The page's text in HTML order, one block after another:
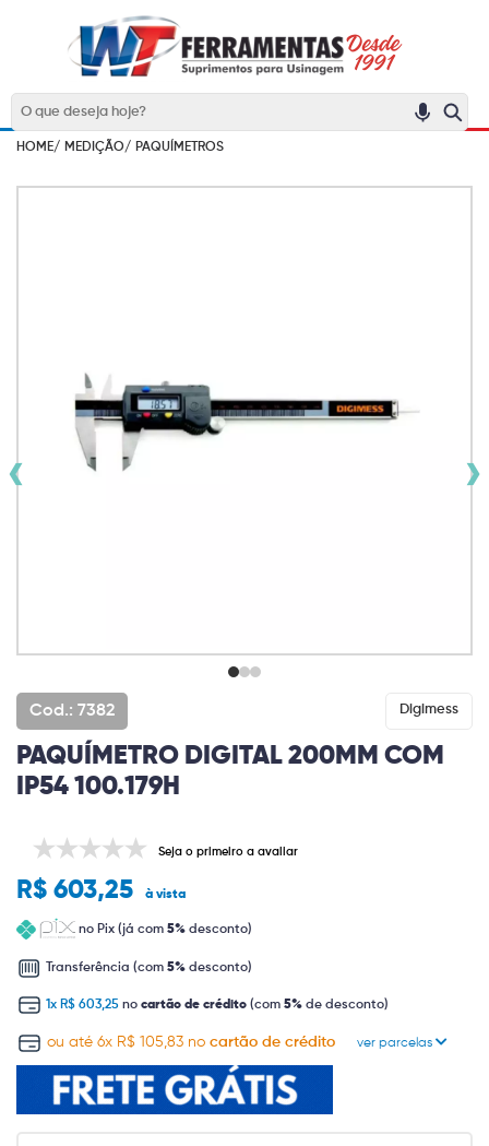
HOME/ MEDIÇÃO/ PAQUÍMETROS
‹ ›
Cod.: 7382 Digimess
PAQUÍMETRO DIGITAL 200MM COM
IP54 100.179H
Seja o primeiro a avaliar
R$ 603,25 à vista
no Pix (já com 5% desconto)
Transferência (com 5% desconto)
1x R$ 603,25 no cartão de crédito (com 5% de desconto)
ou até 6x R$ 105,83 no cartão de crédito ver parcelas